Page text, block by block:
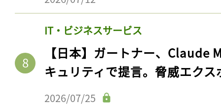
IT・ビジネスサービス
【日本】ガートナー、Claude
キュリティで提言。脅威エク
2026/07/25